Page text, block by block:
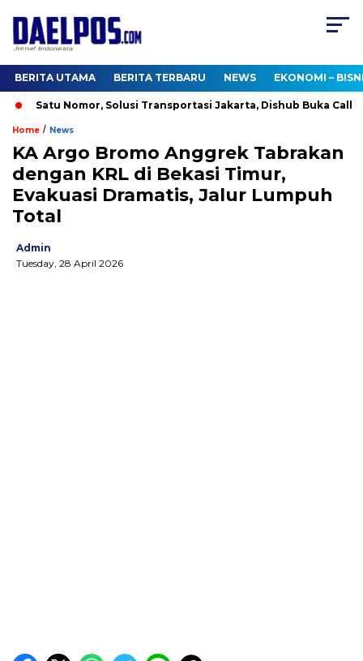
BERITA UTAMA BERITA TERBARU NEWS EKONOMI –
Satu Nomor, Solusi Transportasi Jakarta, Dishub Buka Call
Home / News
KA Argo Bromo Anggrek Tabrakan
dengan KRL di Bekasi Timur,
Evakuasi Dramatis, Jalur Lumpuh
Total
Admin
Tuesday, 28 April 2026